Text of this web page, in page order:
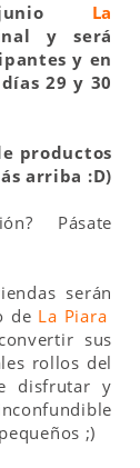
La
y será
y en
29 y 30
productos
arriba :D)
Pásate
serán
de La Piara
sus
rollos del
disfrutar y
;)